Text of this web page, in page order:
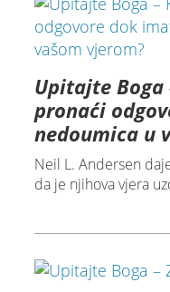
Upitajte Boga
pronaći
nedoumica u
Neil L. Andersen
da je njihova vjera